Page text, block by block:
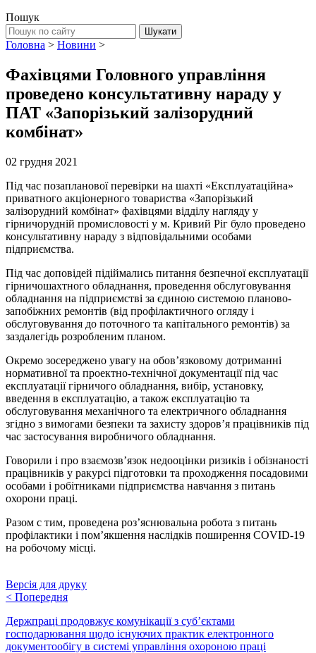
Пошук
Головна > Новини >
Фахівцями Головного управління
проведено консультативну нараду у
ПАТ «Запорізький залізорудний
комбінат»
02 грудня 2021
Під час позапланової перевірки на шахті «Експлуатаційна»
приватного акціонерного товариства «Запорізький
залізорудний комбінат» фахівцями відділу нагляду у
гірничорудній промисловості у м. Кривий Ріг було проведено
консультативну нараду з відповідальними особами
підприємства.
Під час доповідей підіймались питання безпечної експлуатації
гірничошахтного обладнання, проведення обслуговування
обладнання на підприємстві за єдиною системою планово-
запобіжних ремонтів (від профілактичного огляду і
обслуговування до поточного та капітального ремонтів) за
заздалегідь розробленим планом.
Окремо зосереджено увагу на обов’язковому дотриманні
нормативної та проектно-технічної документації під час
експлуатації гірничого обладнання, вибір, установку,
введення в експлуатацію, а також експлуатацію та
обслуговування механічного та електричного обладнання
згідно з вимогами безпеки та захисту здоров’я працівників під
час застосування виробничого обладнання.
Говорили і про взаємозв’язок недооцінки ризиків і обізнаності
працівників у ракурсі підготовки та проходження посадовими
особами і робітниками підприємства навчання з питань
охорони праці.
Разом с тим, проведена роз’яснювальна робота з питань
профілактики і пом’якшення наслідків поширення COVID-19
на робочому місці.
Версія для друку
< Попередня
Держпраці продовжує комунікації з суб’єктами
господарювання щодо існуючих практик електронного
документообігу в системі управління охороною праці